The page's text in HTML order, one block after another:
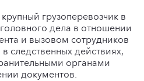
грузоперевозчик в
дела в отношении
и вызовом сотрудников
следственных действиях,
органами
документов.